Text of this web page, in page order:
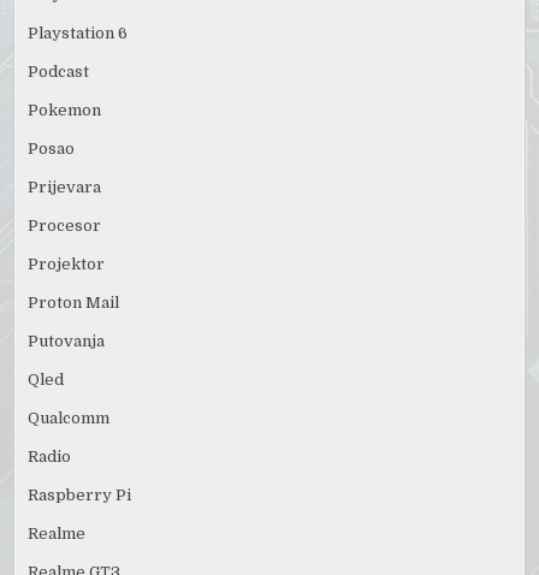
Playstation 6
Podcast
Pokemon
Posao
Prijevara
Procesor
Projektor
Proton Mail
Putovanja
Qled
Qualcomm
Radio
Raspberry Pi
Realme